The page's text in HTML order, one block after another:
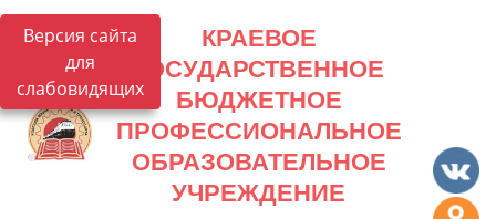
Версия сайта
для
слабовидящих
КРАЕВОЕ
ГОСУДАРСТВЕННОЕ
БЮДЖЕТНОЕ
ПРОФЕССИОНАЛЬНОЕ
ОБРАЗОВАТЕЛЬНОЕ
УЧРЕЖДЕНИЕ